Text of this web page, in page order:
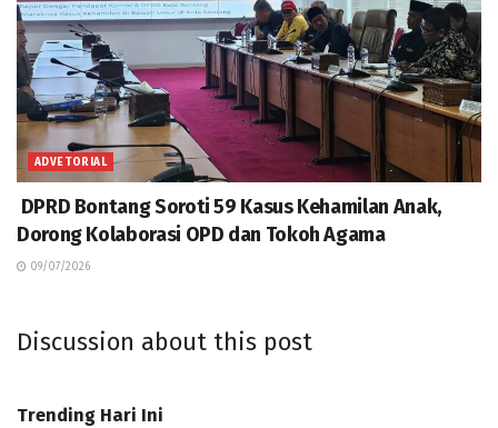
ADVETORIAL
DPRD Bontang Soroti 59 Kasus Kehamilan Anak,
Dorong Kolaborasi OPD dan Tokoh Agama
09/07/2026
Discussion about this post
Trending Hari Ini